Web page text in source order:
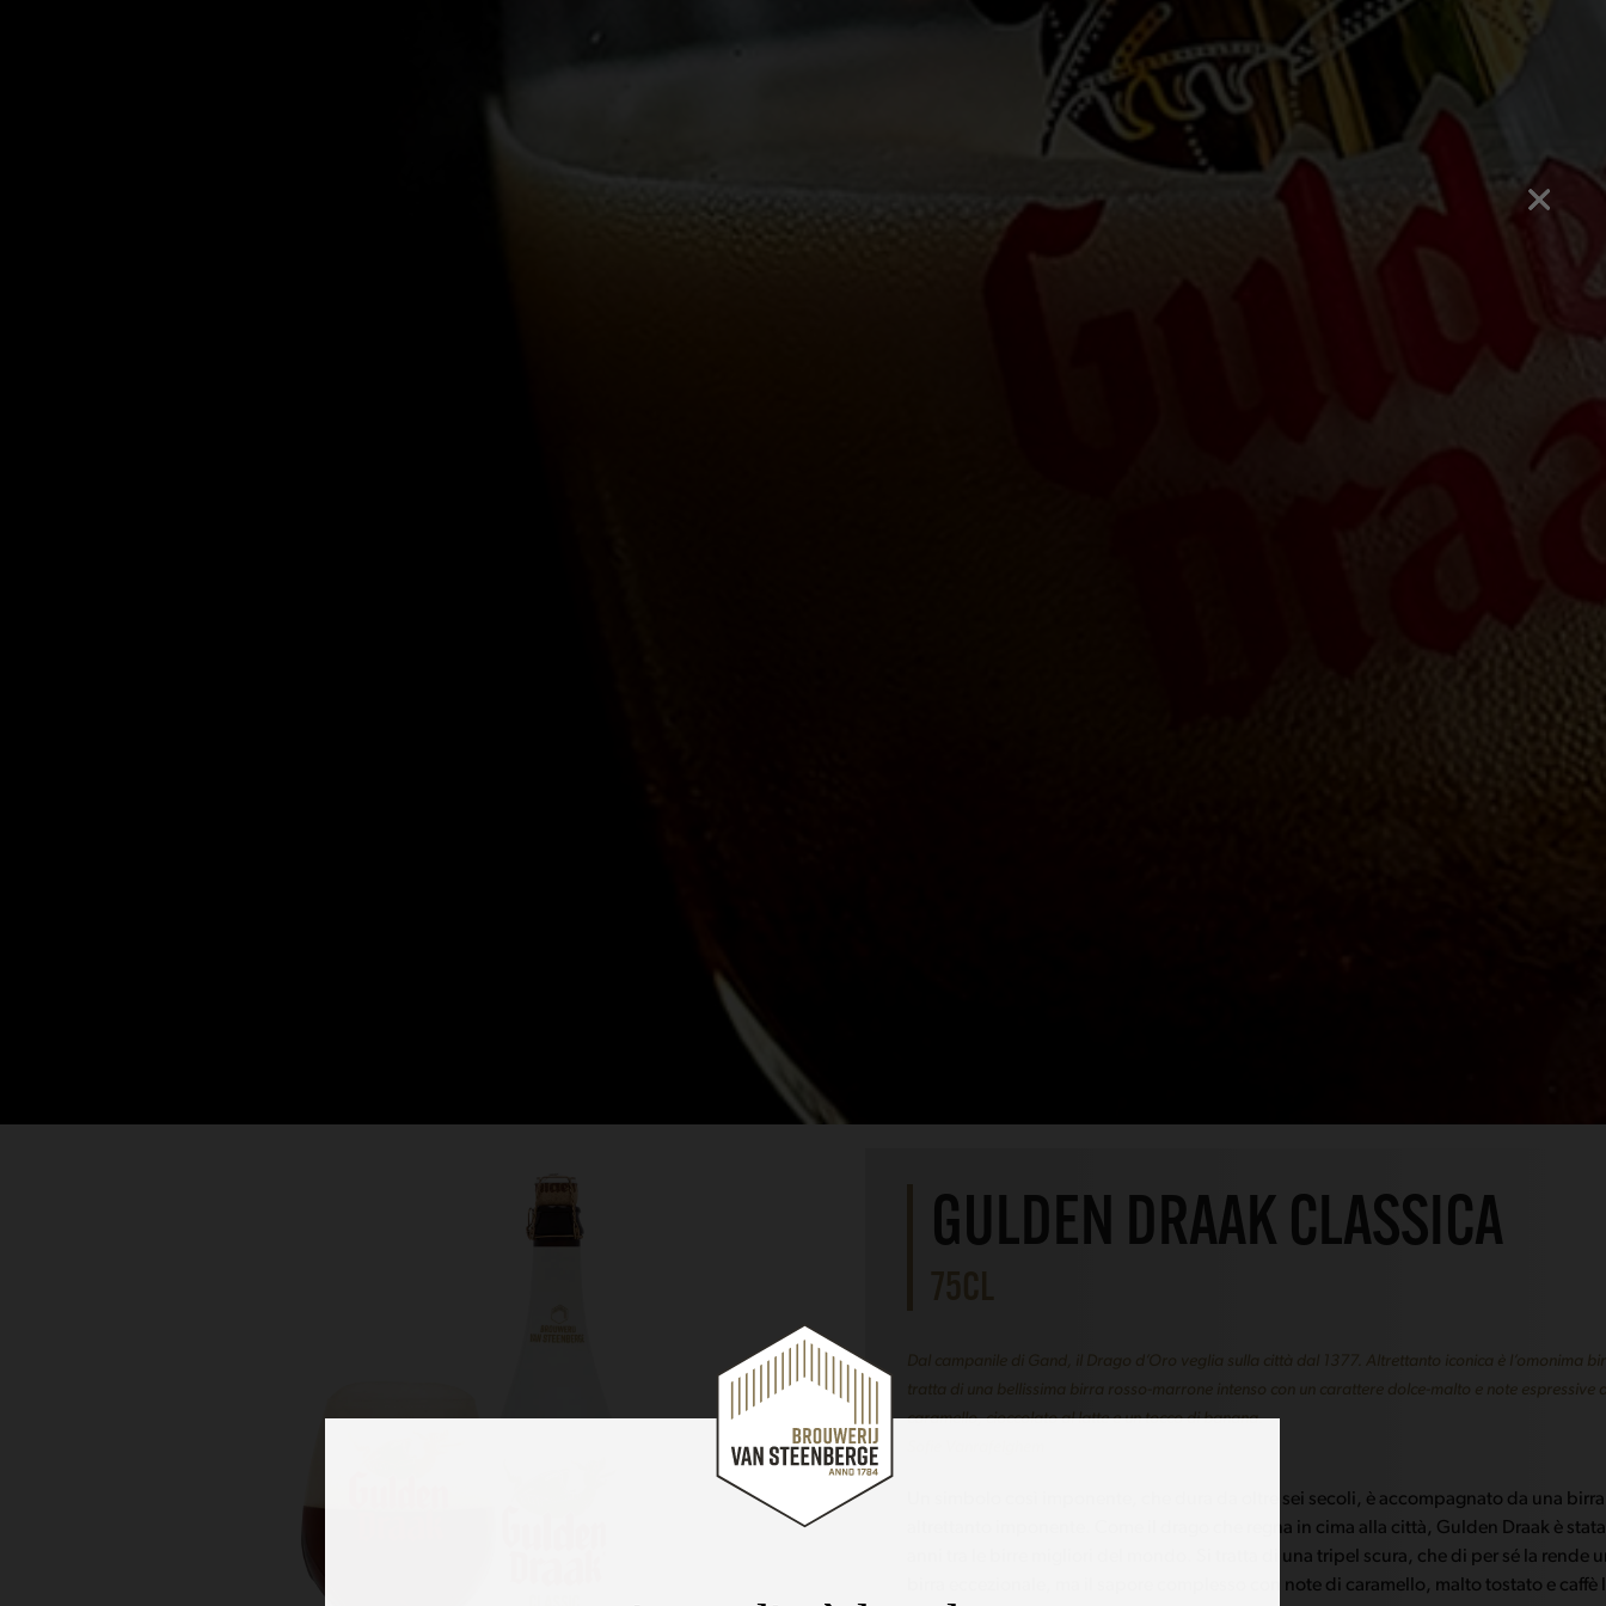
GULDEN DRAAK CLASSICA
Dal campanile di Gand, il Drago d’Oro veglia sulla città dal 1377. Altrettanto iconica è l’omonima
tratta di una bellissima birra rosso-marrone intenso con un carattere dolce-malto e note espressive
caramello, cioccolato al latte e un tocco di banana.
Un simbolo così imponente, che dura da oltre sei secoli, è accompagnato da una birra
altrettanto imponente. Come il drago che regna in cima alla città, Gulden Draak è
anni tra le birre migliori del mondo. Si tratta di una tripel scura, che di per sé la rende
birra eccezionale, ma il sapore complesso con note di caramello, malto tostato e caffè